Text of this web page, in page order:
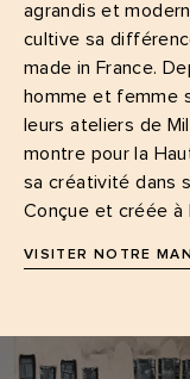
agrandis et
cultive sa
made in France.
homme et femme
leurs ateliers de
montre pour la
sa créativité dans
Conçue et créée à
VISITER NOTRE